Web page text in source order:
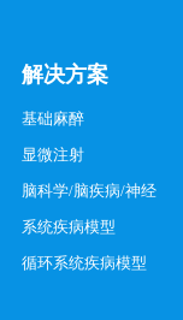
解决方案
基础麻醉
显微注射
脑科学/脑疾病/神经
系统疾病模型
循环系统疾病模型